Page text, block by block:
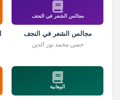
مجالس الشعر في النجف
مجالس الشعر في النجف
حسن محمد نور الدين
الوهابية